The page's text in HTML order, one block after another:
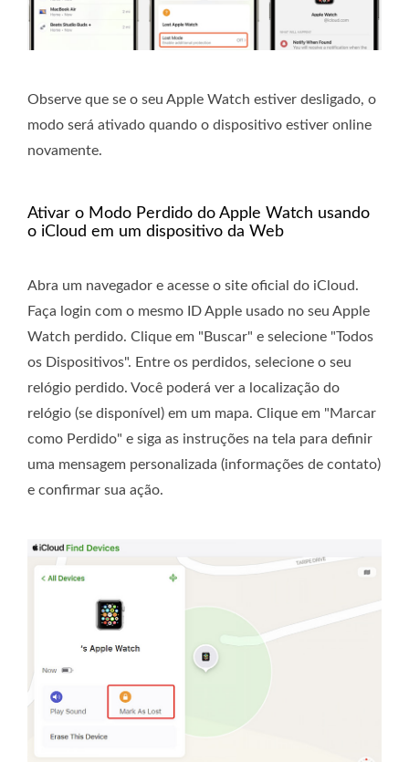
Observe que se o seu Apple Watch estiver desligado, o
modo será ativado quando o dispositivo estiver online
novamente.
Ativar o Modo Perdido do Apple Watch usando
o iCloud em um dispositivo da Web
Abra um navegador e acesse o site oficial do iCloud.
Faça login com o mesmo ID Apple usado no seu Apple
Watch perdido. Clique em "Buscar" e selecione "Todos
os Dispositivos". Entre os perdidos, selecione o seu
relógio perdido. Você poderá ver a localização do
relógio (se disponível) em um mapa. Clique em "Marcar
como Perdido" e siga as instruções na tela para definir
uma mensagem personalizada (informações de contato)
e confirmar sua ação.